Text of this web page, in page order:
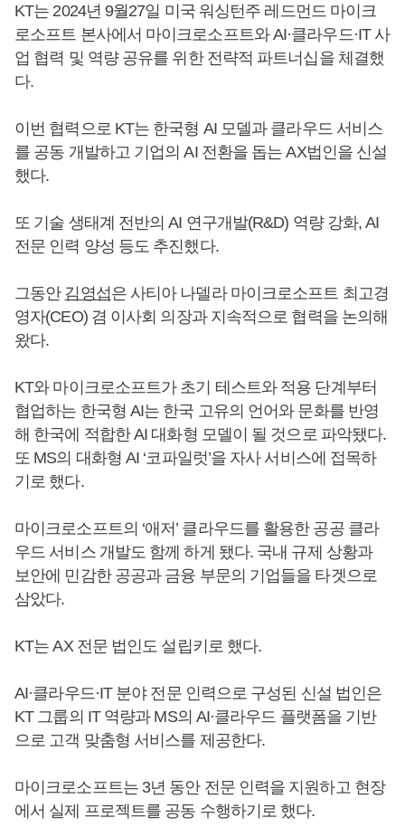
KT는 2024년 9월27일 미국 워싱턴주 레드먼드 마이크
로소프트 본사에서 마이크로소프트와 AI·클라우드·IT 사
업 협력 및 역량 공유를 위한 전략적 파트너십을 체결했
다.
이번 협력으로 KT는 한국형 AI 모델과 클라우드 서비스
를 공동 개발하고 기업의 AI 전환을 돕는 AX법인을 신설
했다.
또 기술 생태계 전반의 AI 연구개발(R&D) 역량 강화, AI
전문 인력 양성 등도 추진했다.
그동안 김영섭은 사티아 나델라 마이크로소프트 최고경
영자(CEO) 겸 이사회 의장과 지속적으로 협력을 논의해
왔다.
KT와 마이크로소프트가 초기 테스트와 적용 단계부터
협업하는 한국형 AI는 한국 고유의 언어와 문화를 반영
해 한국에 적합한 AI 대화형 모델이 될 것으로 파악됐다.
또 MS의 대화형 AI ‘코파일럿’을 자사 서비스에 접목하
기로 했다.
마이크로소프트의 ‘애저’ 클라우드를 활용한 공공 클라
우드 서비스 개발도 함께 하게 됐다. 국내 규제 상황과
보안에 민감한 공공과 금융 부문의 기업들을 타겟으로
삼았다.
KT는 AX 전문 법인도 설립키로 했다.
AI·클라우드·IT 분야 전문 인력으로 구성된 신설 법인은
KT 그룹의 IT 역량과 MS의 AI·클라우드 플랫폼을 기반
으로 고객 맞춤형 서비스를 제공한다.
마이크로소프트는 3년 동안 전문 인력을 지원하고 현장
에서 실제 프로젝트를 공동 수행하기로 했다.